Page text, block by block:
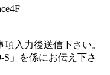
入力後送信下さい。
S」を係にお伝え下さ